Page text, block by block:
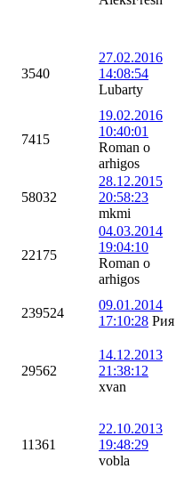
3540
27.02.2016
14:08:54
Lubarty
7415
19.02.2016
10:40:01
Roman o
arhigos
58032
28.12.2015
20:58:23
mkmi
22175
04.03.2014
19:04:10
Roman o
arhigos
239524
09.01.2014
17:10:28 Рия
29562
14.12.2013
21:38:12
xvan
11361
22.10.2013
19:48:29
vobla